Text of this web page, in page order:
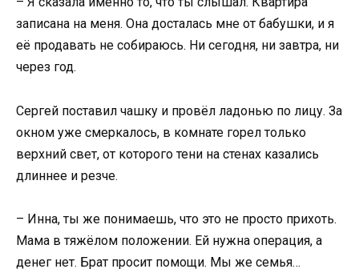
записана на меня. Она досталась мне от бабушки, и я
её продавать не собираюсь. Ни сегодня, ни завтра, ни
через год.
Сергей поставил чашку и провёл ладонью по лицу. За
окном уже смеркалось, в комнате горел только
верхний свет, от которого тени на стенах казались
длиннее и резче.
– Инна, ты же понимаешь, что это не просто прихоть.
Мама в тяжёлом положении. Ей нужна операция, а
денег нет. Брат просит помощи. Мы же семья…